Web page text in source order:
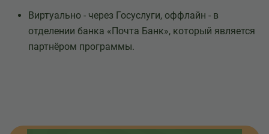
Виртуально - через Госуслуги, оффлайн - в
отделении банка «Почта Банк», который является
партнёром программы.